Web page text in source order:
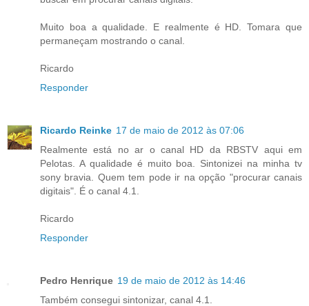
Muito boa a qualidade. E realmente é HD. Tomara que
permaneçam mostrando o canal.
Ricardo
Responder
Ricardo Reinke 17 de maio de 2012 às 07:06
Realmente está no ar o canal HD da RBSTV aqui em
Pelotas. A qualidade é muito boa. Sintonizei na minha tv
sony bravia. Quem tem pode ir na opção "procurar canais
digitais". É o canal 4.1.
Ricardo
Responder
Pedro Henrique 19 de maio de 2012 às 14:46
Também consegui sintonizar, canal 4.1.